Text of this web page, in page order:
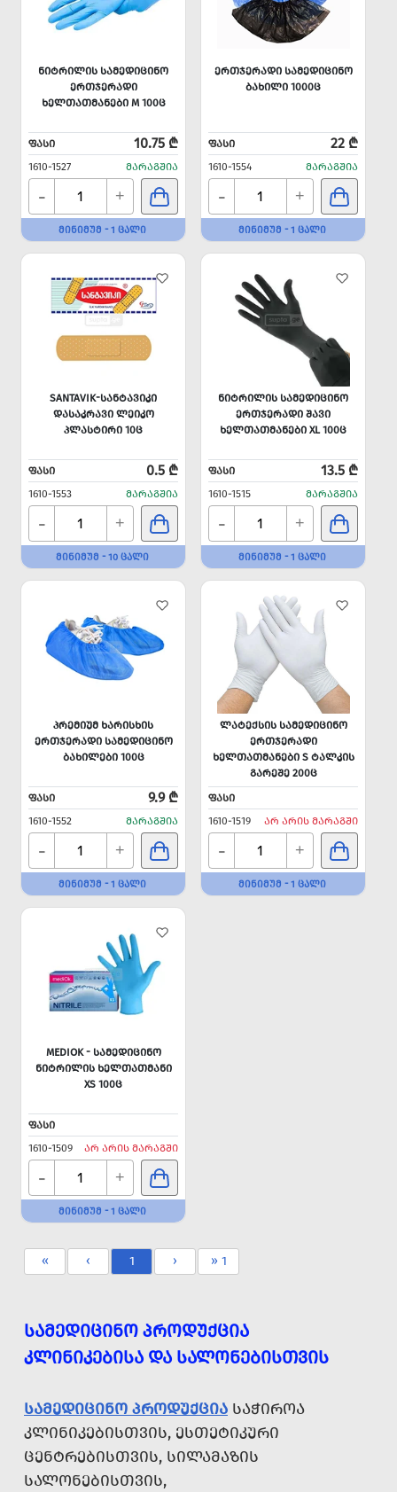
ᲜᲘᲢᲠᲘᲚᲘᲡ ᲡᲐᲛᲔᲓᲘᲪᲘᲜᲝ
ᲔᲠᲗᲯᲔᲠᲐᲓᲘ
ᲮᲔᲚᲗᲐᲗᲛᲐᲜᲔᲑᲘ M 100Ც
ᲤᲐᲡᲘ 10.75 ₾
1610-1527 ᲛᲐᲠᲐᲒᲨᲘᲐ
- +
ᲛᲘᲜᲘᲛᲣᲛ - 1 ᲪᲐᲚᲘ
ᲔᲠᲗᲯᲔᲠᲐᲓᲘ ᲡᲐᲛᲔᲓᲘᲪᲘᲜᲝ
ᲑᲐᲮᲘᲚᲘ 1000Ც
ᲤᲐᲡᲘ 22 ₾
1610-1554 ᲛᲐᲠᲐᲒᲨᲘᲐ
- +
ᲛᲘᲜᲘᲛᲣᲛ - 1 ᲪᲐᲚᲘ
SANTAVIK-ᲡᲐᲜᲢᲐᲕᲘᲙᲘ
ᲓᲐᲡᲐᲙᲠᲐᲕᲘ ᲚᲔᲘᲙᲝ
ᲞᲚᲐᲡᲢᲘᲠᲘ 10Ც
ᲤᲐᲡᲘ 0.5 ₾
1610-1553 ᲛᲐᲠᲐᲒᲨᲘᲐ
- +
ᲛᲘᲜᲘᲛᲣᲛ - 10 ᲪᲐᲚᲘ
ᲜᲘᲢᲠᲘᲚᲘᲡ ᲡᲐᲛᲔᲓᲘᲪᲘᲜᲝ
ᲔᲠᲗᲯᲔᲠᲐᲓᲘ ᲨᲐᲕᲘ
ᲮᲔᲚᲗᲐᲗᲛᲐᲜᲔᲑᲘ XL 100Ც
ᲤᲐᲡᲘ 13.5 ₾
1610-1515 ᲛᲐᲠᲐᲒᲨᲘᲐ
- +
ᲛᲘᲜᲘᲛᲣᲛ - 1 ᲪᲐᲚᲘ
ᲞᲠᲔᲛᲘᲣᲛ ᲮᲐᲠᲘᲡᲮᲘᲡ
ᲔᲠᲗᲯᲔᲠᲐᲓᲘ ᲡᲐᲛᲔᲓᲘᲪᲘᲜᲝ
ᲑᲐᲮᲘᲚᲔᲑᲘ 100Ც
ᲤᲐᲡᲘ 9.9 ₾
1610-1552 ᲛᲐᲠᲐᲒᲨᲘᲐ
- +
ᲛᲘᲜᲘᲛᲣᲛ - 1 ᲪᲐᲚᲘ
ᲚᲐᲢᲔᲥᲡᲘᲡ ᲡᲐᲛᲔᲓᲘᲪᲘᲜᲝ
ᲔᲠᲗᲯᲔᲠᲐᲓᲘ
ᲮᲔᲚᲗᲐᲗᲛᲐᲜᲔᲑᲘ S ᲢᲐᲚᲙᲘᲡ
ᲒᲐᲠᲔᲨᲔ 200Ც
ᲤᲐᲡᲘ
1610-1519
ᲐᲠ ᲐᲠᲘᲡ ᲛᲐᲠᲐᲒᲨᲘ
- +
ᲛᲘᲜᲘᲛᲣᲛ - 1 ᲪᲐᲚᲘ
MEDIOK - ᲡᲐᲛᲔᲓᲘᲪᲘᲜᲝ
ᲜᲘᲢᲠᲘᲚᲘᲡ ᲮᲔᲚᲗᲐᲗᲛᲐᲜᲘ
XS 100Ც
ᲤᲐᲡᲘ
1610-1509
ᲐᲠ ᲐᲠᲘᲡ ᲛᲐᲠᲐᲒᲨᲘ
- +
ᲛᲘᲜᲘᲛᲣᲛ - 1 ᲪᲐᲚᲘ
« ‹ 1 › » 1
ᲡᲐᲛᲔᲓᲘᲪᲘᲜᲝ ᲞᲠᲝᲓᲣᲥᲪᲘᲐ
ᲙᲚᲘᲜᲘᲙᲔᲑᲘᲡᲐ ᲓᲐ ᲡᲐᲚᲝᲜᲔᲑᲘᲡᲗᲕᲘᲡ
ᲡᲐᲛᲔᲓᲘᲪᲘᲜᲝ ᲞᲠᲝᲓᲣᲥᲪᲘᲐ ᲡᲐᲭᲘᲠᲝᲐ
ᲙᲚᲘᲜᲘᲙᲔᲑᲘᲡᲗᲕᲘᲡ, ᲔᲡᲗᲔᲢᲘᲙᲣᲠᲘ
ᲪᲔᲜᲢᲠᲔᲑᲘᲡᲗᲕᲘᲡ, ᲡᲘᲚᲐᲛᲐᲖᲘᲡ
ᲡᲐᲚᲝᲜᲔᲑᲘᲡᲗᲕᲘᲡ,